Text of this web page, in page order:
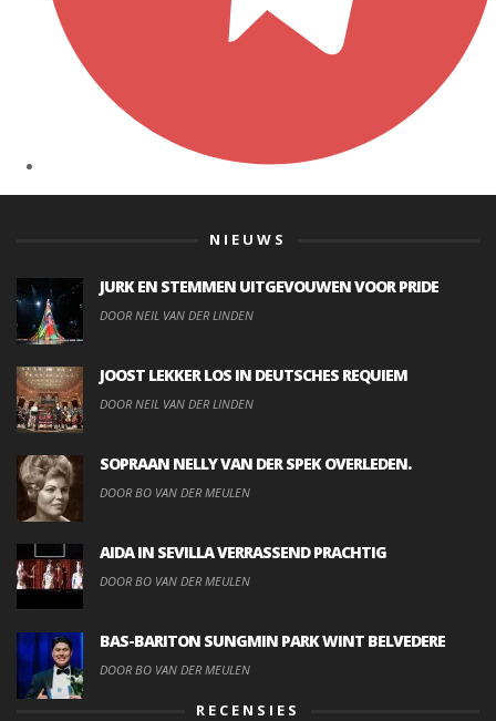
NIEUWS
JURK EN STEMMEN UITGEVOUWEN VOOR PRIDE
DOOR NEIL VAN DER LINDEN
JOOST LEKKER LOS IN DEUTSCHES REQUIEM
DOOR NEIL VAN DER LINDEN
SOPRAAN NELLY VAN DER SPEK OVERLEDEN.
DOOR BO VAN DER MEULEN
AIDA IN SEVILLA VERRASSEND PRACHTIG
DOOR BO VAN DER MEULEN
BAS-BARITON SUNGMIN PARK WINT BELVEDERE
DOOR BO VAN DER MEULEN
RECENSIES